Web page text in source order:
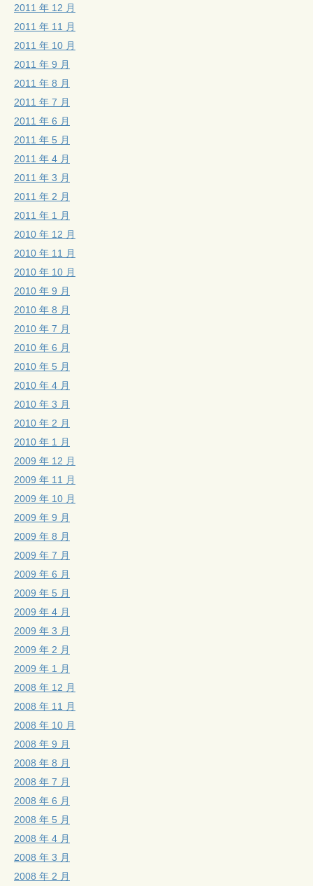
2011 年 12 月
2011 年 11 月
2011 年 10 月
2011 年 9 月
2011 年 8 月
2011 年 7 月
2011 年 6 月
2011 年 5 月
2011 年 4 月
2011 年 3 月
2011 年 2 月
2011 年 1 月
2010 年 12 月
2010 年 11 月
2010 年 10 月
2010 年 9 月
2010 年 8 月
2010 年 7 月
2010 年 6 月
2010 年 5 月
2010 年 4 月
2010 年 3 月
2010 年 2 月
2010 年 1 月
2009 年 12 月
2009 年 11 月
2009 年 10 月
2009 年 9 月
2009 年 8 月
2009 年 7 月
2009 年 6 月
2009 年 5 月
2009 年 4 月
2009 年 3 月
2009 年 2 月
2009 年 1 月
2008 年 12 月
2008 年 11 月
2008 年 10 月
2008 年 9 月
2008 年 8 月
2008 年 7 月
2008 年 6 月
2008 年 5 月
2008 年 4 月
2008 年 3 月
2008 年 2 月